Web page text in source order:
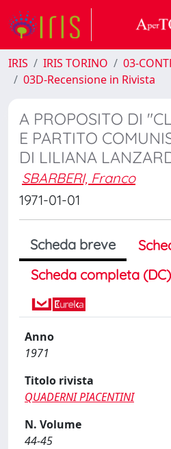
IRIS IRIS TORINO
03-
03D-Recensione in Rivista
A PROPOSITO DI
E PARTITO
DI LILIANA
SBARBERI, Franco
1971-01-01
Scheda breve
Scheda completa (DC)
Anno
1971
Titolo rivista
QUADERNI PIACENTINI
N. Volume
44-45